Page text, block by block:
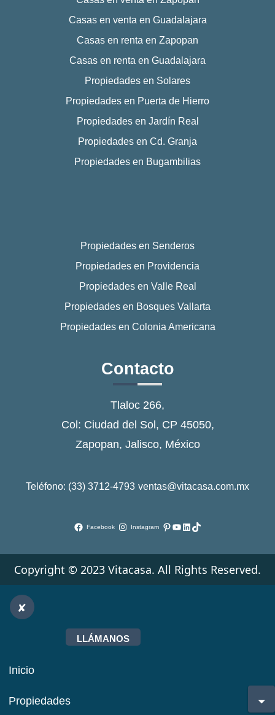
Casas en venta en Guadalajara
Casas en renta en Zapopan
Casas en renta en Guadalajara
Propiedades en Solares
Propiedades en Puerta de Hierro
Propiedades en Jardín Real
Propiedades en Cd. Granja
Propiedades en Bugambilias
Propiedades en Senderos
Propiedades en Providencia
Propiedades en Valle Real
Propiedades en Bosques Vallarta
Propiedades en Colonia Americana
Contacto
Tlaloc 266,
Col: Ciudad del Sol, CP 45050,
Zapopan, Jalisco, México
Teléfono: (33) 3712-4793 ventas@vitacasa.com.mx
Facebook Instagram Pinterest
YouTube
LinkedIn
TikTok
Copyright © 2023 Vitacasa. All Rights Reserved.
LLÁMANOS
Inicio
Propiedades